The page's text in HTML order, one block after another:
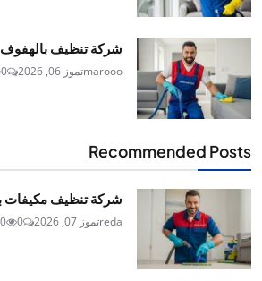
شركة تنظيف بالهفوف
maroooتموز 06, 2026 0
Recommended Posts
شركة تنظيف مكيفات
redaتموز 07, 2026 0